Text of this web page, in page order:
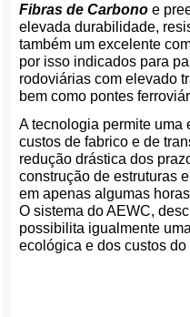
Fibras de Carbono e
elevada durabilidade,
também um excelente
por isso indicados para
rodoviárias com elevado
bem como pontes
A tecnologia permite
custos de fabrico e de
redução drástica dos
construção de estruturas
em apenas algumas
O sistema do AEWC,
possibilita igualmente
ecológica e dos custos